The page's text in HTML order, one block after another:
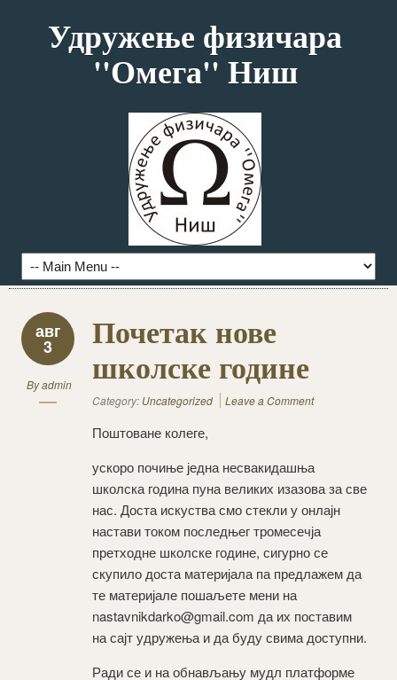
Удружење физичара
''Омега'' Ниш
авг
3
Byadmin
Почетак нове
школске године
Category: Uncategorized Leave a Comment
Поштоване колеге,
ускоро почиње једна несвакидашња
школска година пуна великих изазова за све
нас. Доста искуства смо стекли у онлајн
настави током последњег тромесечја
претходне школске године, сигурно се
скупило доста материјала па предлажем да
те материјале пошаљете мени на
nastavnikdarko@gmail.com да их поставим
на сајт удружења и да буду свима доступни.
Ради се и на обнављању мудл платформе